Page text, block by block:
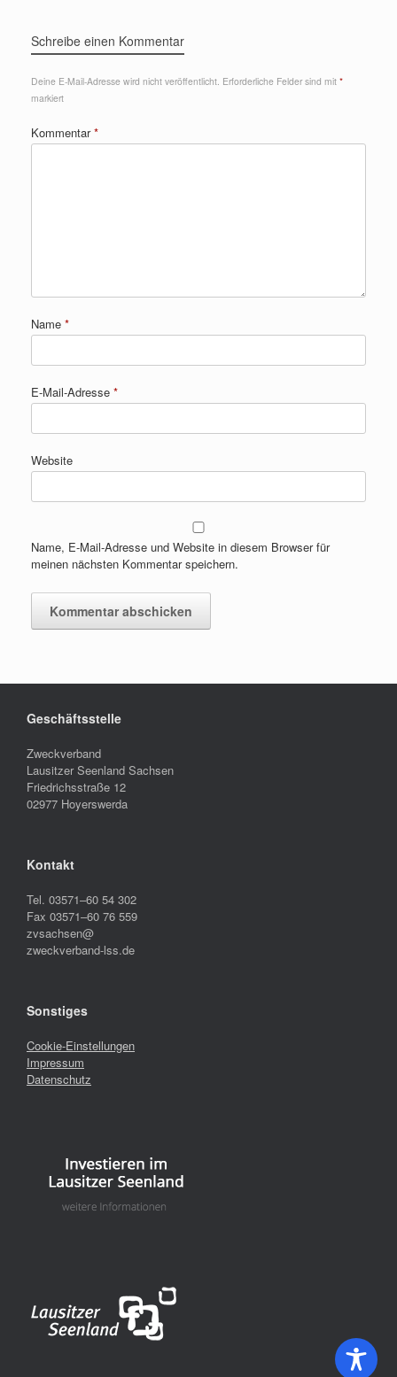
Schreibe einen Kommentar
Deine E-Mail-Adresse wird nicht veröffentlicht. Erforderliche Felder sind mit *
markiert
Kommentar*
Name *
E-Mail-Adresse *
Website
Name, E-Mail-Adresse und Website in diesem Browser für
meinen nächsten Kommentar speichern.
Geschäftsstelle
Zweckverband
Lausitzer Seenland Sachsen
Friedrichsstraße 12
02977 Hoyerswerda
Kontakt
Tel. 03571–60 54 302
Fax 03571–60 76 559
zvsachsen@
zweckverband-lss.de
Sonstiges
Cookie-Einstellungen
Impressum
Datenschutz